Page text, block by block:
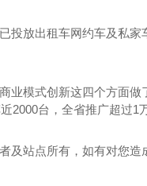
投放出租车网约车及私家
业模式创新这四个方面做
2000台，全省推广超过1
及站点所有，如有对您造